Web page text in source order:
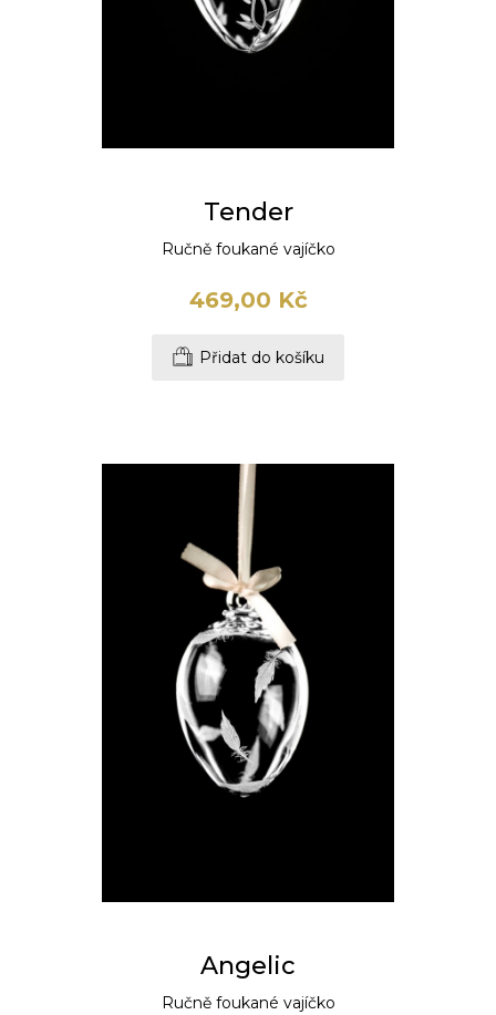
Tender
Ručně foukané vajíčko
469,00 Kč
Přidat do košíku
Angelic
Ručně foukané vajíčko